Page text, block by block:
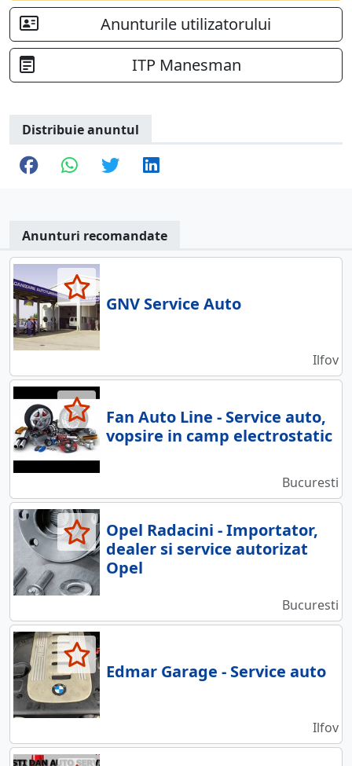
Anunturile utilizatorului
ITP Manesman
Distribuie anuntul
Anunturi recomandate
GNV Service Auto
Ilfov
Fan Auto Line - Service auto,
vopsire in camp electrostatic
Bucuresti
Opel Radacini - Importator,
dealer si service autorizat
Opel
Bucuresti
Edmar Garage - Service auto
Ilfov